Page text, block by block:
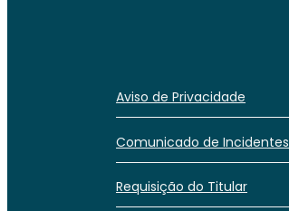
Aviso de Privacidade
Comunicado de Incidentes
Requisição do Titular